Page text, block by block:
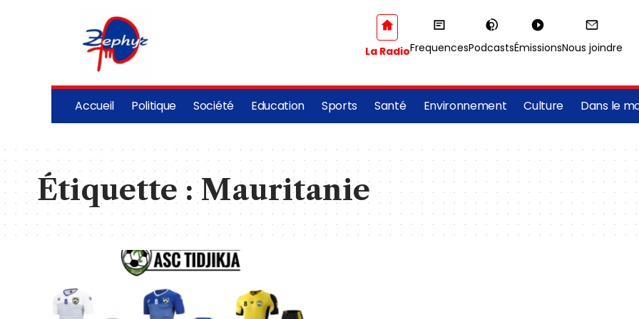
La RadioFrequencesPodcastsÉmissionsNous joindre
Accueil Politique Société Education Sports Santé Environnement Culture Dans le
Étiquette :Mauritanie